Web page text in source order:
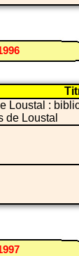
Loustal :
de Loustal